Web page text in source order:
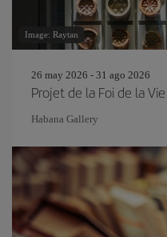
Image: Raytan
26 may 2026 - 31 ago 2026
Projet de la Foi de la
Habana Gallery